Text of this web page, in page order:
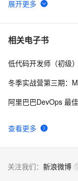
6 tailwindcss使用教程
7 我的博客即将入驻
8 思科路由器的密码
相关电子书
查看更多
低代码开发师（初级
冬季实战营第三期：
阿里巴巴DevOps 最
关注我们： 新浪微博